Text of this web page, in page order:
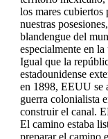
los mares cubiertos
nuestras
blandengue del
especialmente en
Igual que la
estadounidense
en 1898, EEUU se
guerra colonialista
construir el canal.
El camino estaba
preparar el camino